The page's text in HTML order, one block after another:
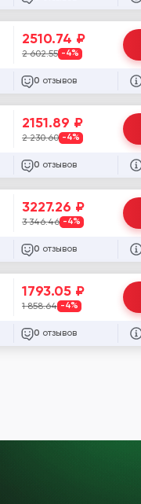
2510.74 ₽
2 602.55 -4%
0 отзывов
2151.89 ₽
2 230.60 -4%
0 отзывов
3227.26 ₽
3 346.46 -4%
0 отзывов
1793.05 ₽
1 858.64 -4%
0 отзывов